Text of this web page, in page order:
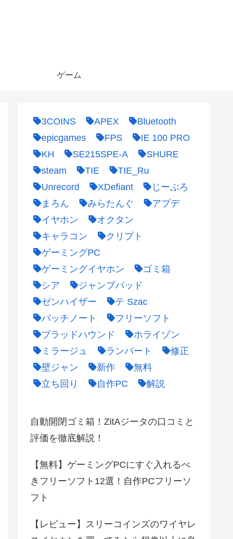
ゲーム
3COINS APEX
Bluetooth
epicgames
FPS
IE 100 PRO
KH
SE215SPE-A
SHURE
steam
TIE
TIE_Ru
Unrecord
XDefiant
じーぷろ
まろん
みらたんぐ
アプデ
イヤホン
オクタン
キャラコン
クリプト
ゲーミングPC
ゲーミングイヤホン
ゴミ箱
シア
ジャンプパッド
ゼンハイザー
テ Szac
パッチノート
フリーソフト
ブラッドハウンド
ホライゾン
ミラージュ
ランパート
修正
壁ジャン
新作
無料
立ち回り
自作PC 解説
自動開閉ゴミ箱！ZitAジータの口コミと
評価を徹底解説！
【無料】ゲーミングPCにすぐ入れるべ
きフリーソフト12選！自作PCフリーソ
フト
【レビュー】スリーコインズのワイヤレ